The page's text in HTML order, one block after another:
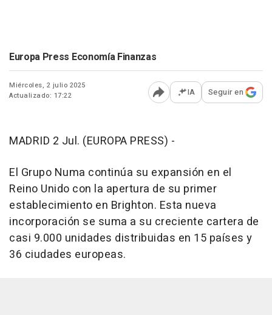
Europa Press Economía Finanzas
Miércoles, 2 julio 2025
Actualizado: 17:22
Abrir opciones para
IA Seguir en
MADRID 2 Jul. (EUROPA PRESS) -
El Grupo Numa continúa su expansión en el
Reino Unido con la apertura de su primer
establecimiento en Brighton. Esta nueva
incorporación se suma a su creciente cartera de
casi 9.000 unidades distribuidas en 15 países y
36 ciudades europeas.